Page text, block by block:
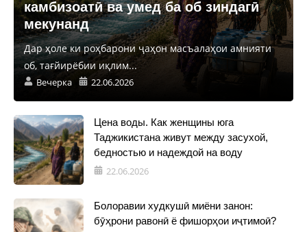
камбизоатӣ ва умед ба об зиндагӣ
мекунанд
Дар ҳоле ки роҳбарони ҷаҳон масъалаҳои амнияти
об, тағйирёбии иқлим...
Вечерка 22.06.2026
Цена воды. Как женщины юга
Таджикистана живут между засухой,
бедностью и надеждой на воду
22.06.2026
Болоравии худкушӣ миёни занон:
бӯҳрони равонӣ ё фишорҳои иҷтимоӣ?